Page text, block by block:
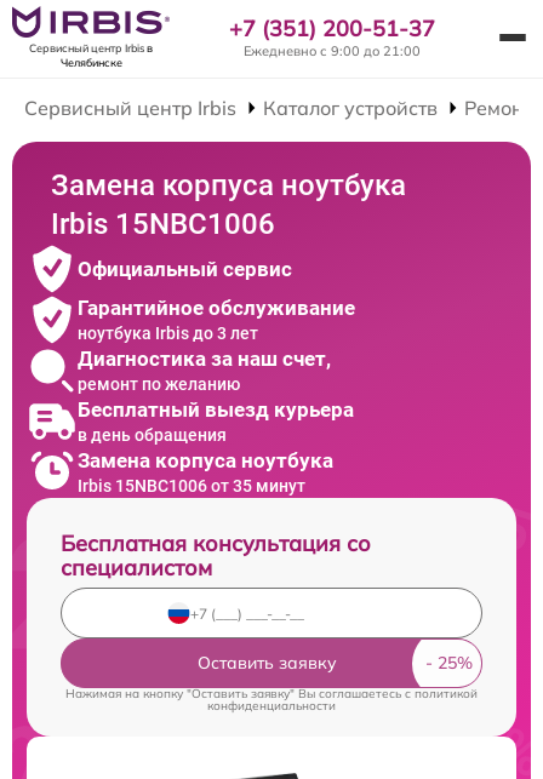
Сервисный центр Irbisв
Челябинске
+7 (351) 200-51-37
Ежедневно с 9:00 до 21:00
Сервисный центр Irbis Каталог устройств Ремонт
Замена корпуса ноутбука
Irbis 15NBC1006
Официальный сервис
Гарантийное обслуживание
ноутбука Irbis до 3 лет
Диагностика за наш счет,
ремонт по желанию
Бесплатный выезд курьера
в день обращения
Замена корпуса ноутбука
Irbis 15NBC1006 от 35 минут
Бесплатная консультация со
специалистом
Оставить заявку
Нажимая на кнопку "Оставить заявку" Вы соглашаетесь c политикой
конфиденциальности